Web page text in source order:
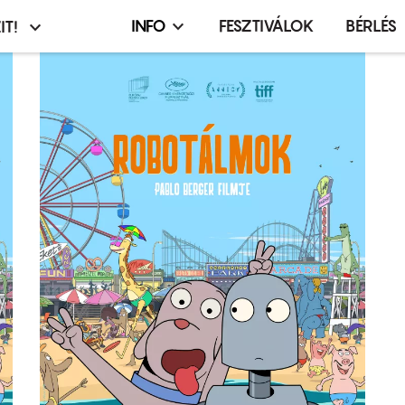
Infó,
esemény,
terembérlés
menü
INFO FESZTIVÁLOK BÉRLÉS